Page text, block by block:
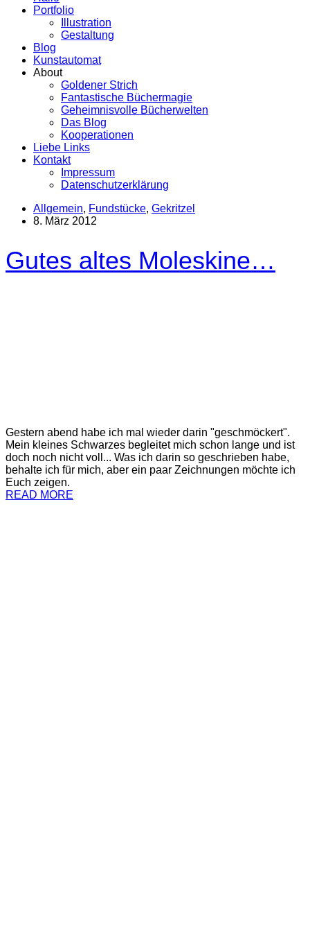
Portfolio
Illustration
Gestaltung
Blog
Kunstautomat
About
Goldener Strich
Fantastische Büchermagie
Geheimnisvolle Bücherwelten
Das Blog
Kooperationen
Liebe Links
Kontakt
Impressum
Datenschutzerklärung
Allgemein, Fundstücke, Gekritzel
8. März 2012
Gutes altes Moleskine…
Gestern abend habe ich mal wieder darin "geschmöckert".
Mein kleines Schwarzes begleitet mich schon lange und ist
doch noch nicht voll... Was ich darin so geschrieben habe,
behalte ich für mich, aber ein paar Zeichnungen möchte ich
Euch zeigen.
READ MORE